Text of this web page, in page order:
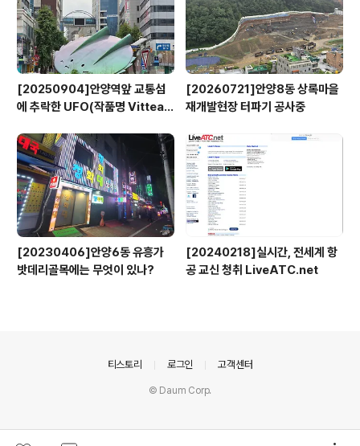
[20250904]안양역앞 교통섬
에 추락한 UFO(작품명 Vitteau
[20260721]안양8동 상록마을
재개발현장 터파기 공사중
[20230406]안양6동 유흥가
밧데리골목에는 무엇이 있나?
[20240218]실시간, 전세계 항
공 교신 청취 LiveATC.net
티스토리 로그인 고객센터
© Daum Corp.